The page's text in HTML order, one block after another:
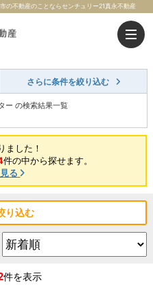
の不動産のことならセンチュリー21真永不動産
さらに条件を絞り込む
ー の検索結果一覧
ました！
件の中から探せます。
る
り込む
件を表示